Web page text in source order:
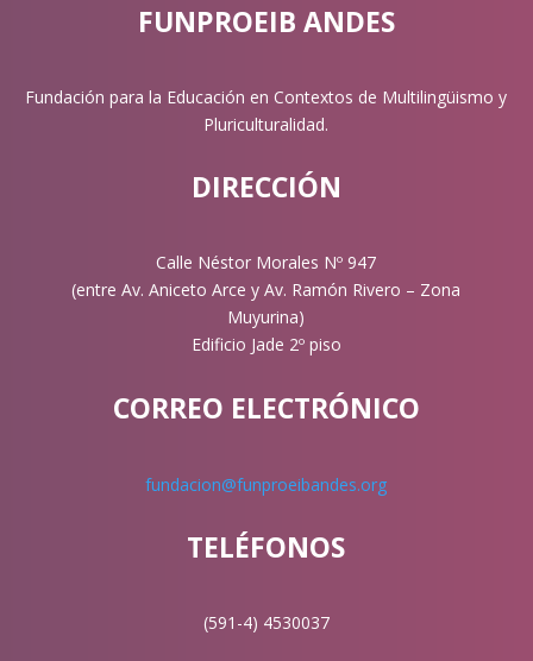
FUNPROEIB ANDES
Fundación para la Educación en Contextos de Multilingüismo y
Pluriculturalidad.
DIRECCIÓN
Calle Néstor Morales Nº 947
(entre Av. Aniceto Arce y Av. Ramón Rivero – Zona
Muyurina)
Edificio Jade 2º piso
CORREO ELECTRÓNICO
fundacion@funproeibandes.org
TELÉFONOS
(591-4) 4530037